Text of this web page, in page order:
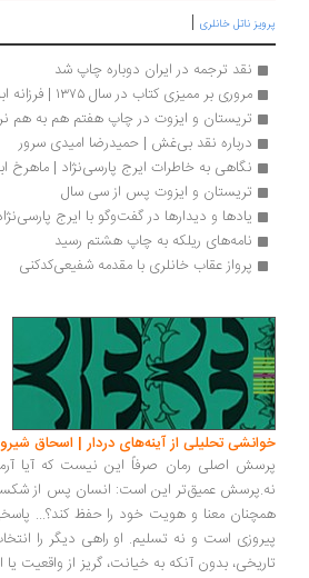
پرویز ناتل خانلری |
نقد ترجمه در ايران دوباره چاپ شد
مروری بر ممیزی کتاب در سال ۱۳۷۵ | فرزانه ابراهیم‌زاده
تریستان و ایزوت در چاپ هفتم هم به هم
درباره نقد بی‌غش | حمیدرضا امیدی سرور
نگاهی به خاطرات ایرج پارسی‌‌نژاد | ماهرخ
تریستان و ایزوت پس از سی سال
یادها و دیدارها در گفت‌وگو با ایرج
نامه‌های ریلکه به چاپ هشتم رسید
پرواز عقاب خانلری با مقدمه شفیعی‌کدکنی
خوانشی تحلیلی از آینه‌های دردار | اسحاق
پرسش اصلی رمان صرفاً این نیست که آیا
نه.پرسش عمیق‌تر این است: انسان پس از
همچنان معنا و هویت خود را حفظ کند؟... پاسخی
پیروزی است و نه تسلیم. او راهی دیگر را
تاریخی، بدون آنکه به خیانت، گریز از واقعیت یا